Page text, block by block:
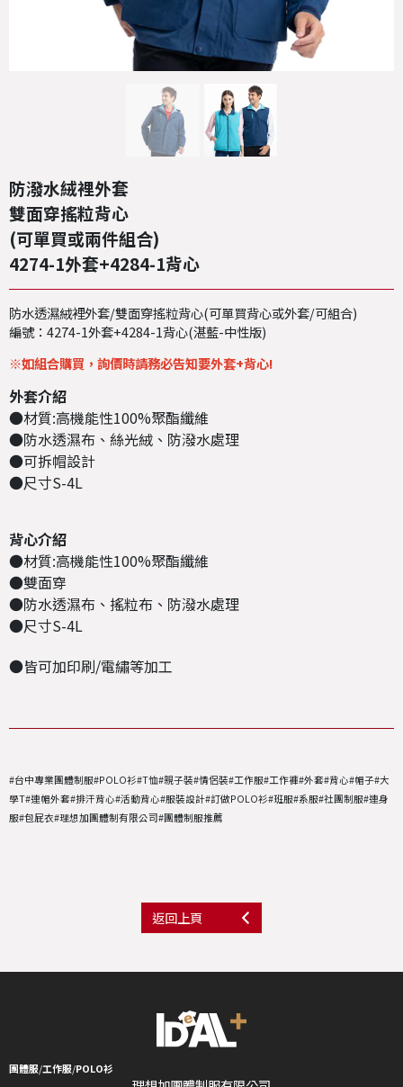
防潑水絨裡外套
雙面穿搖粒背心
(可單買或兩件組合)
4274-1外套+4284-1背心
防水透濕絨裡外套/雙面穿搖粒背心(可單買背心或外套/可組合)
編號：4274-1外套+4284-1背心(湛藍-中性版)
※如組合購買，詢價時請務必告知要外套+背心!
外套介紹
●材質:高機能性100%聚酯纖維
●防水透濕布、絲光絨 、 防潑水處理
●可拆帽設計
●尺寸S-4L
背心介紹
●材質:高機能性100%聚酯纖維
●雙面穿
●防水透濕布、搖粒布 、 防潑水處理
●尺寸S-4L
●皆可加印刷/電繡等加工
#台中專業團體制服#POLO衫#T恤#親子裝#情侶裝#工作服#工作褲#外套#背心#帽子#大
學T#連帽外套#排汗背心#活動背心#服裝設計#訂做POLO衫#班服#系服#社團制服#連身
服#包屁衣#理想加團體制有限公司#團體制服推薦
返回上頁
團體服/工作服/POLO衫